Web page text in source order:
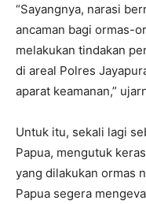
“Sayangnya, narasi
ancaman bagi ormas-
melakukan tindakan
di areal Polres
aparat keamanan,”
Untuk itu, sekali lagi
Papua, mengutuk
yang dilakukan ormas
Papua segera